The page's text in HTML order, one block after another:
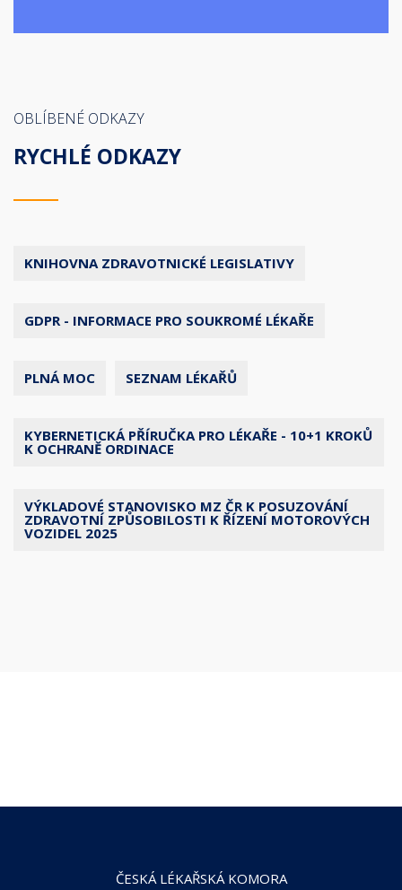
OBLÍBENÉ ODKAZY
RYCHLÉ ODKAZY
KNIHOVNA ZDRAVOTNICKÉ LEGISLATIVY
GDPR - INFORMACE PRO SOUKROMÉ LÉKAŘE
PLNÁ MOC SEZNAM LÉKAŘŮ
KYBERNETICKÁ PŘÍRUČKA PRO LÉKAŘE - 10+1 KROKŮ
K OCHRANĚ ORDINACE
VÝKLADOVÉ STANOVISKO MZ ČR K POSUZOVÁNÍ
ZDRAVOTNÍ ZPŮSOBILOSTI K ŘÍZENÍ MOTOROVÝCH
VOZIDEL 2025
ČESKÁ LÉKAŘSKÁ KOMORA